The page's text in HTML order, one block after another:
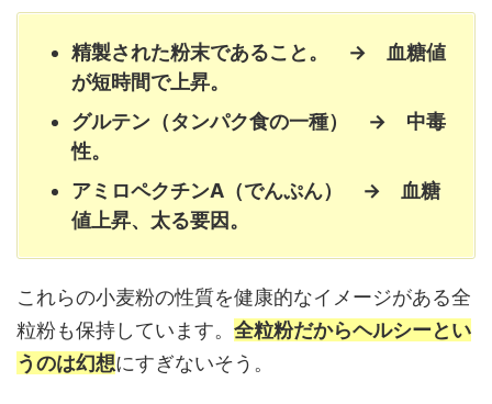
精製された粉末であること。 → 血糖値
が短時間で上昇。
グルテン（タンパク食の一種） → 中毒
性。
アミロペクチンA（でんぷん） → 血糖
値上昇、太る要因。
これらの小麦粉の性質を健康的なイメージがある全
粒粉も保持しています。 全粒粉だからヘルシーとい
うのは幻想にすぎないそう。